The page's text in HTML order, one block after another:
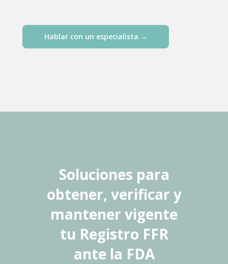
Hablar con un especialista →
Soluciones para
obtener, verificar y
mantener vigente
tu Registro FFR
ante la FDA